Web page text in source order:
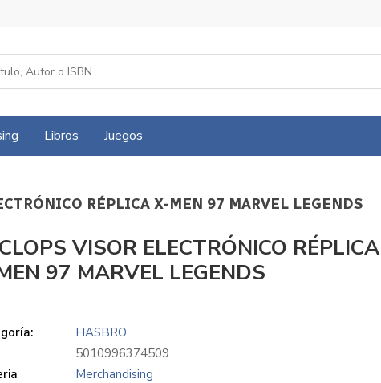
Libros Juegos
RÉPLICA X-MEN 97 MARVEL LEGENDS
VISOR ELECTRÓNICO RÉPLICA
97 MARVEL LEGENDS
HASBRO
5010996374509
Merchandising